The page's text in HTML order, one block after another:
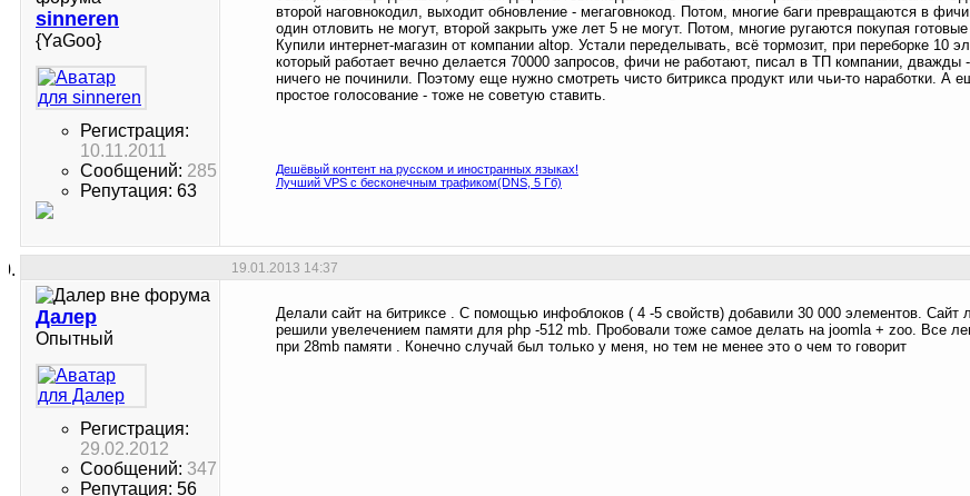
sinneren
{YaGoo}
Регистрация:
10.11.2011
Сообщений: 285
Репутация: 63
второй наговнокодил, выходит обновление - мегаговнокод. Потом, многие баги превращаются в
один отловить не могут, второй закрыть уже лет 5 не могут. Потом, многие ругаются покупая
Купили интернет-магазин от компании altop. Устали переделывать, всё тормозит, при переборке 10
который работает вечно делается 70000 запросов, фичи не работают, писал в ТП компании, дважды
ничего не починили. Поэтому еще нужно смотреть чисто битрикса продукт или чьи-то наработки. А
простое голосование - тоже не советую ставить.
Дешёвый контент на русском и иностранных языках!
Лучший VPS с бесконечным трафиком(DNS, 5 Гб)
19.01.2013 14:37
Далер
Опытный
Регистрация:
29.02.2012
Сообщений: 347
Репутация: 56
Делали сайт на битриксе . С помощью инфоблоков ( 4 -5 свойств) добавили 30 000 элементов. Сайт
решили увелечением памяти для php -512 mb. Пробовали тоже самое делать на joomla + zoo. Все
при 28mb памяти . Конечно случай был только у меня, но тем не менее это о чем то говорит